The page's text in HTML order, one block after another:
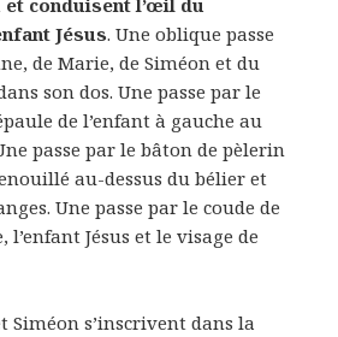
et conduisent l’œil du
Jésus. Une oblique passe
de Marie, de Siméon et du
son dos. Une passe par le
de l’enfant à gauche au
passe par le bâton de pèlerin
au-dessus du bélier et
Une passe par le coude de
l’enfant Jésus et le visage de
Siméon s’inscrivent dans la